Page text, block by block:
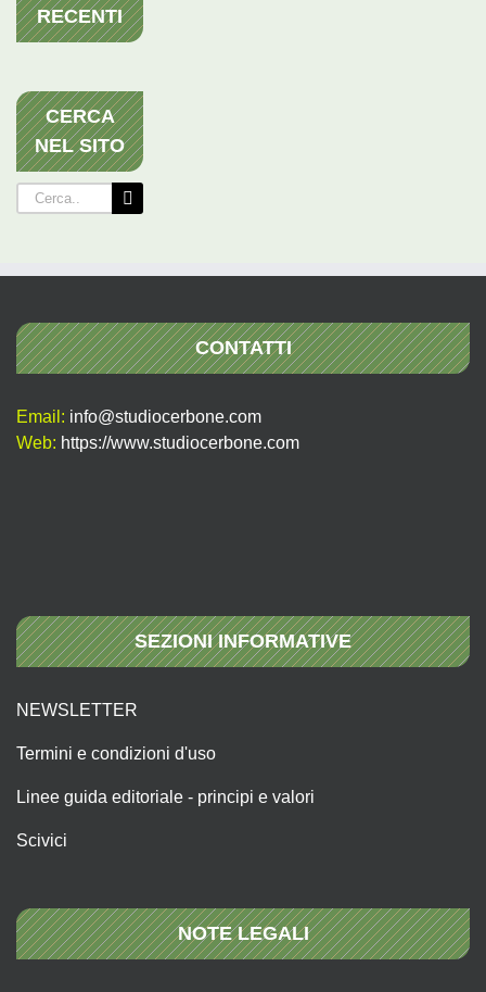
RECENTI
CERCA
NEL SITO
Cerca
per:
CONTATTI
Email: info@studiocerbone.com
Web: https://www.studiocerbone.com
SEZIONI INFORMATIVE
NEWSLETTER
Termini e condizioni d'uso
Linee guida editoriale - principi e valori
Scivici
NOTE LEGALI